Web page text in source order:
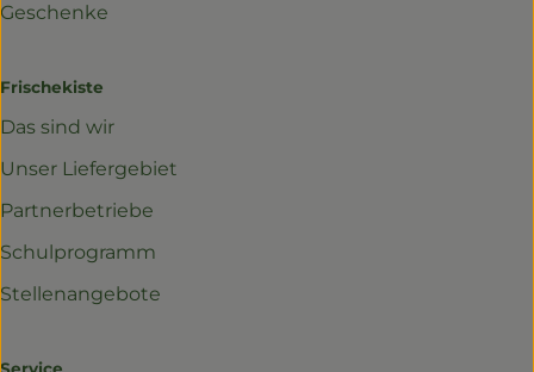
Geschenke
Frischekiste
Das sind wir
Unser Liefergebiet
Partnerbetriebe
Schulprogramm
Stellenangebote